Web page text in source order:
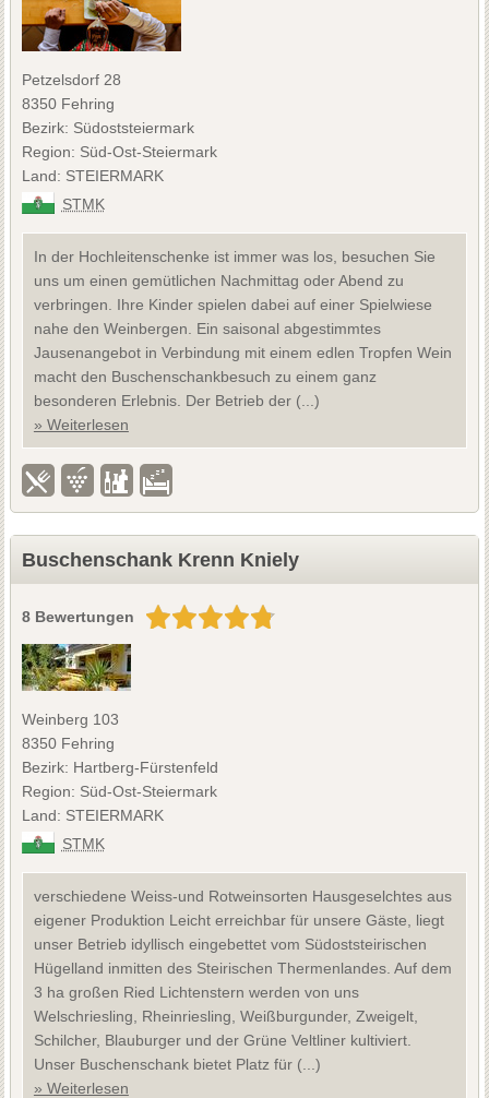
Petzelsdorf 28
8350 Fehring
Bezirk: Südoststeiermark
Region: Süd-Ost-Steiermark
Land: STEIERMARK
STMK
In der Hochleitenschenke ist immer was los, besuchen Sie
uns um einen gemütlichen Nachmittag oder Abend zu
verbringen. Ihre Kinder spielen dabei auf einer Spielwiese
nahe den Weinbergen. Ein saisonal abgestimmtes
Jausenangebot in Verbindung mit einem edlen Tropfen Wein
macht den Buschenschankbesuch zu einem ganz
besonderen Erlebnis. Der Betrieb der (...)
» Weiterlesen
Buschenschank Krenn Kniely
8 Bewertungen
Weinberg 103
8350 Fehring
Bezirk: Hartberg-Fürstenfeld
Region: Süd-Ost-Steiermark
Land: STEIERMARK
STMK
verschiedene Weiss-und Rotweinsorten Hausgeselchtes aus
eigener Produktion Leicht erreichbar für unsere Gäste, liegt
unser Betrieb idyllisch eingebettet vom Südoststeirischen
Hügelland inmitten des Steirischen Thermenlandes. Auf dem
3 ha großen Ried Lichtenstern werden von uns
Welschriesling, Rheinriesling, Weißburgunder, Zweigelt,
Schilcher, Blauburger und der Grüne Veltliner kultiviert.
Unser Buschenschank bietet Platz für (...)
» Weiterlesen